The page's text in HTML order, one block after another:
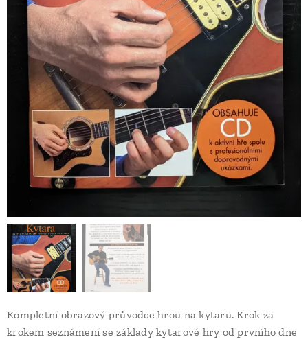
Kompletní obrazový průvodce hrou na kytaru. Krok za
krokem seznámení se základy kytarové hry od prvního dne